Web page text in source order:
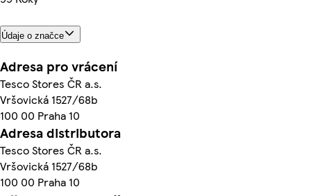
Údaje o značce
Adresa pro vrácení
Tesco Stores ČR a.s.
Vršovická 1527/68b
100 00 Praha 10
Adresa distributora
Tesco Stores ČR a.s.
Vršovická 1527/68b
100 00 Praha 10